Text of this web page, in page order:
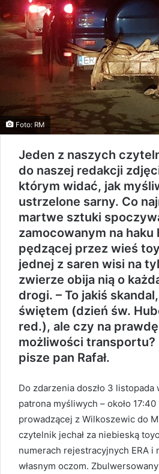
Foto: RM
Jeden z naszych
do naszej redakcji
którym widać, jak
ustrzelone sarny. Co
martwe sztuki
zamocowanym na
pędzącej przez wieś
jednej z saren wisi na
zwierze obija nią o
drogi. – To jakiś
świętem (dzień św.
red.), ale czy na
możliwości transportu?
pisze pan Rafał.
Do zdarzenia doszło 3
patrona myśliwych – około
prowadzącej z Wilkoszewic do
czytelnik jechał za niebieską
numerach rejestracyjnych ERA i
własnym oczom. Zbulwersowany